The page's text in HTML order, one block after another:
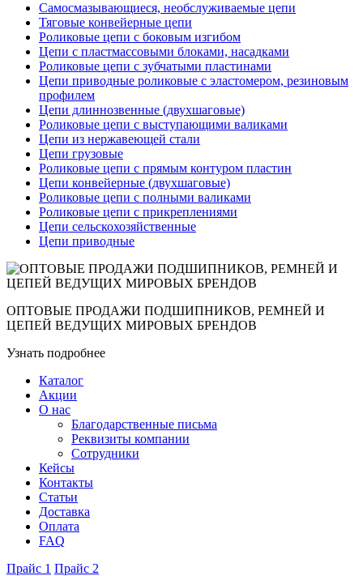
Самосмазывающиеся, необслуживаемые цепи
Тяговые конвейерные цепи
Роликовые цепи с боковым изгибом
Цепи с пластмассовыми блоками, насадками
Роликовые цепи с зубчатыми пластинами
Цепи приводные роликовые с эластомером, резиновым
профилем
Цепи длиннозвенные (двухшаговые)
Роликовые цепи с выступающими валиками
Цепи из нержавеющей стали
Цепи грузовые
Роликовые цепи с прямым контуром пластин
Цепи конвейерные (двухшаговые)
Роликовые цепи с полными валиками
Роликовые цепи с прикреплениями
Цепи сельскохозяйственные
Цепи приводные
ОПТОВЫЕ ПРОДАЖИ ПОДШИПНИКОВ, РЕМНЕЙ И
ЦЕПЕЙ ВЕДУЩИХ МИРОВЫХ БРЕНДОВ
Узнать подробнее
Каталог
Акции
О нас
Благодарственные письма
Реквизиты компании
Сотрудники
Кейсы
Контакты
Статьи
Доставка
Оплата
FAQ
Прайс 1 Прайс 2